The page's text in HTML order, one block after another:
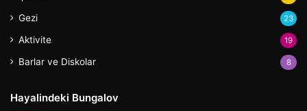
Gezi 23
Aktivite 19
Barlar ve Diskolar 8
Hayalindeki Bungalov